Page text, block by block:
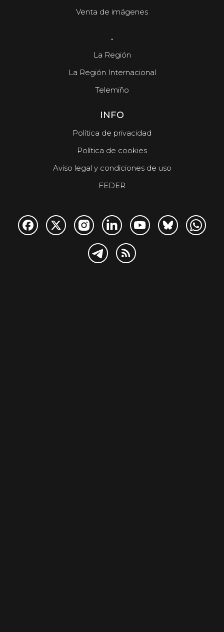
Venta de imágenes
.
La Región
La Región Internacional
Telemiño
INFO
Política de privacidad
Política de cookies
Aviso legal y condiciones de uso
FEDER